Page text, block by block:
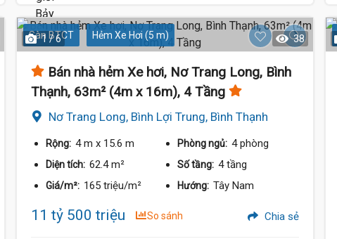
Sàn BTCT Hẻm Xe Hơi (5 m)
1 / 6 38
Bán nhà hẻm Xe hơi, Nơ Trang Long, Bình
Thạnh, 63m² (4m x 16m), 4 Tầng
Nơ Trang Long, Bình Lợi Trung, Bình Thạnh
Rộng: 4 m x 15.6 m Phòng ngủ: 4 phòng
Diện tích: 62.4 m² Số tầng: 4 tầng
Giá/m²: 165 triệu/m² Hướng: Tây Nam
11 tỷ 500 triệu So sánh Chia sẻ